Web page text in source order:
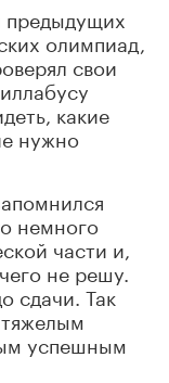
предыдущих
олимпиад,
свои
какие
нужно
немного
части и,
не решу.
сдачи. Так
успешным